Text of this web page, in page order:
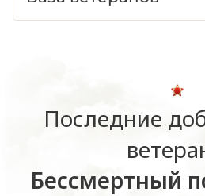
Последние
Бессмертный